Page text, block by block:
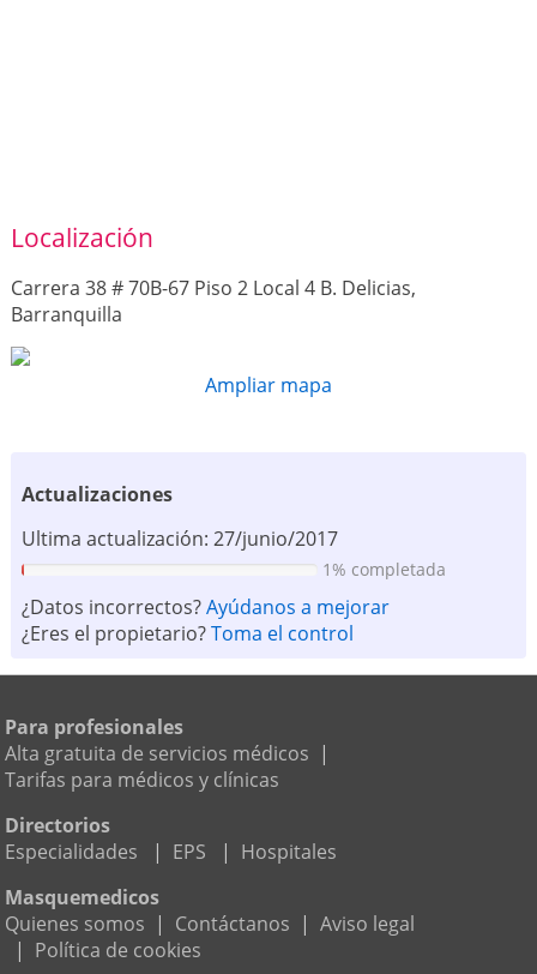
Localización
Carrera 38 # 70B-67 Piso 2 Local 4 B. Delicias,
Barranquilla
Ampliar mapa
Actualizaciones
Ultima actualización: 27/junio/2017
1% completada
¿Datos incorrectos?Ayúdanos a mejorar
¿Eres el propietario?Toma el control
Para profesionales
Alta gratuita de servicios médicos |
Tarifas para médicos y clínicas
Directorios
Especialidades
| EPS | Hospitales
Masquemedicos
Quienes somos | Contáctanos | Aviso legal
| Política de cookies